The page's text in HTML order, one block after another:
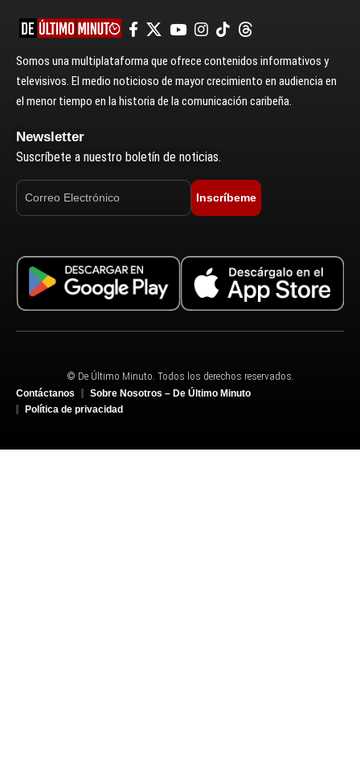
Somos una multiplataforma que ofrece contenidos informativos y
televisivos. El medio noticioso de mayor crecimiento en audiencia en
el menor tiempo en la historia de la comunicación caribeña.
Newsletter
Suscríbete a nuestro boletín de noticias.
Inscríbeme
© De Último Minuto. Todos los derechos reservados.
Contáctanos
Sobre Nosotros – De Último Minuto
Política de privacidad